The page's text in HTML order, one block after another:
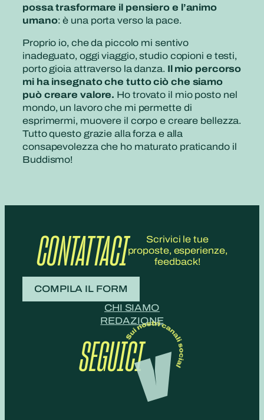
possa trasformare il pensiero e l’animo
umano: è una porta verso la pace.
Proprio io, che da piccolo mi sentivo
inadeguato, oggi viaggio, studio copioni e testi,
porto gioia attraverso la danza. Il mio percorso
mi ha insegnato che tutto ciò che siamo
può creare valore. Ho trovato il mio posto nel
mondo, un lavoro che mi permette di
esprimermi, muovere il corpo e creare bellezza.
Tutto questo grazie alla forza e alla
consapevolezza che ho maturato praticando il
Buddismo!
CONTATTACI
Scrivici le tue
proposte, esperienze,
feedback!
COMPILA IL FORM
CHI SIAMO
REDAZIONE
SEGUICI